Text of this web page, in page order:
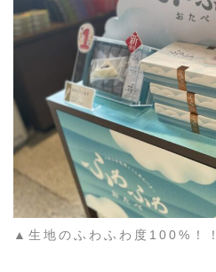
▲生地のふわふわ度100%！！